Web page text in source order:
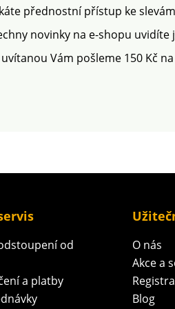
a přednostní přístup ke
novinky na e-shopu uvidíte
Vám pošleme 150 Kč
od
a platby
O nás
Akce a
Blog